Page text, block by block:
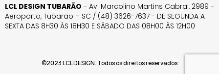
LCL DESIGN TUBARÃO - Av. Marcolino Martins Cabral, 2989 -
Aeroporto, Tubarão – SC / (48) 3626-7637 - DE SEGUNDA A
SEXTA DAS 8H30 ÀS 18H30 E SÁBADO DAS 08H00 ÀS 12H00
©2023 LCL DESIGN. Todos os direitos reservados